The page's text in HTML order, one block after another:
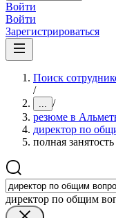
Войти
Войти
Зарегистрироваться
Поиск
/
... /
резюме в
директор по
полная занятость
директор по общим